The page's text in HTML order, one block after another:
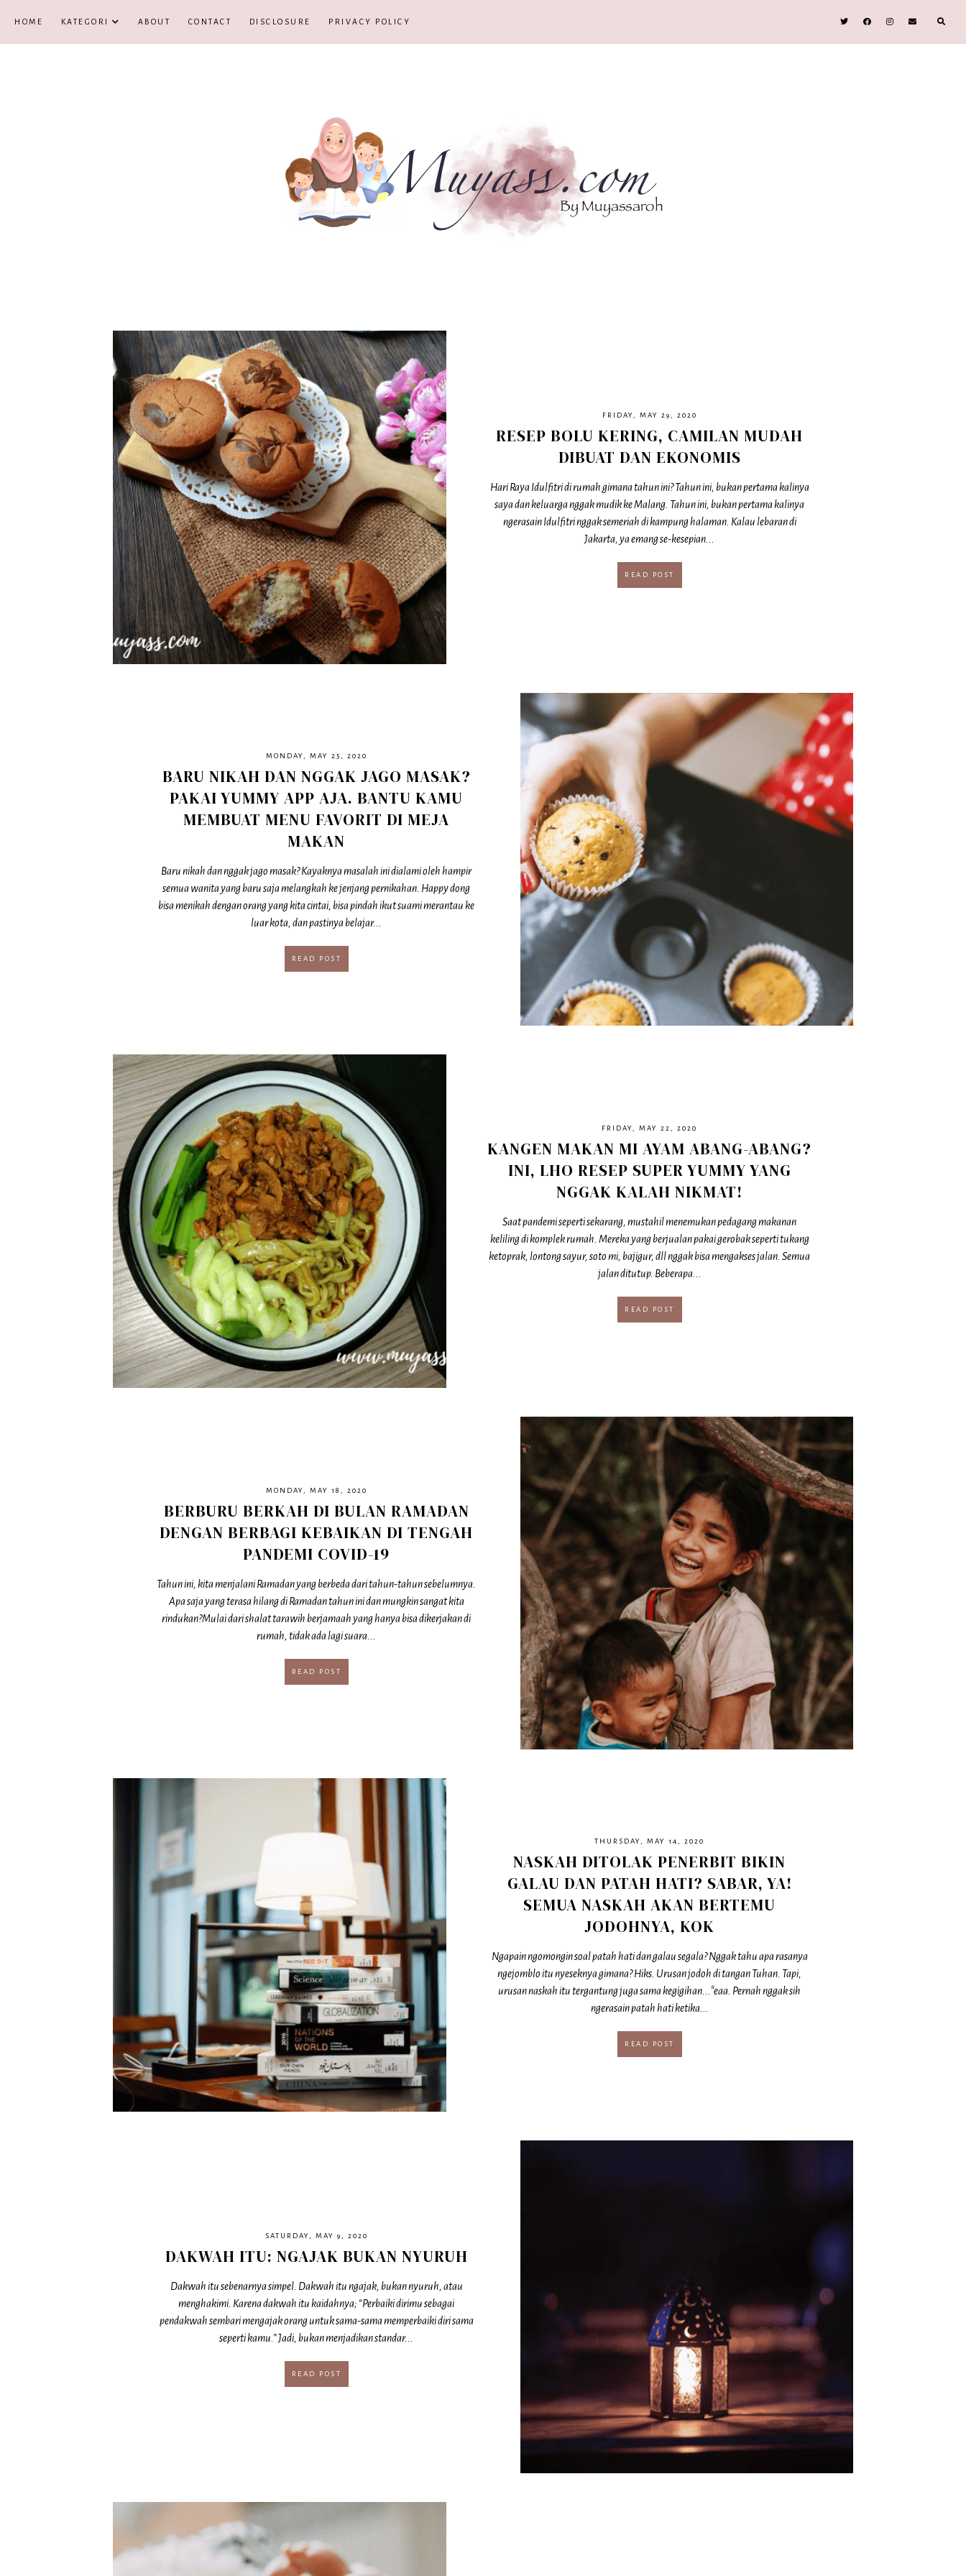
HOME KATEGORI ABOUT CONTACT DISCLOSURE PRIVACY POLICY
FRIDAY, MAY 29, 2020
RESEP BOLU KERING, CAMILAN MUDAH
DIBUAT DAN EKONOMIS
Hari Raya Idulfitri di rumah gimana tahun ini? Tahun ini, bukan pertama kalinya
saya dan keluarga nggak mudik ke Malang. Tahun ini, bukan pertama kalinya
ngerasain Idulfitri nggak semeriah di kampung halaman. Kalau lebaran di
Jakarta, ya emang se-kesepian...
READ POST
MONDAY, MAY 25, 2020
BARU NIKAH DAN NGGAK JAGO MASAK?
PAKAI YUMMY APP AJA. BANTU KAMU
MEMBUAT MENU FAVORIT DI MEJA
MAKAN
Baru nikah dan nggak jago masak? Kayaknya masalah ini dialami oleh hampir
semua wanita yang baru saja melangkah ke jenjang pernikahan. Happy dong
bisa menikah dengan orang yang kita cintai, bisa pindah ikut suami merantau ke
luar kota, dan pastinya belajar...
READ POST
FRIDAY, MAY 22, 2020
KANGEN MAKAN MI AYAM ABANG-ABANG?
INI, LHO RESEP SUPER YUMMY YANG
NGGAK KALAH NIKMAT!
Saat pandemi seperti sekarang, mustahil menemukan pedagang makanan
keliling di komplek rumah. Mereka yang berjualan pakai gerobak seperti tukang
ketoprak, lontong sayur, soto mi, bajigur, dll nggak bisa mengakses jalan. Semua
jalan ditutup. Beberapa...
READ POST
MONDAY, MAY 18, 2020
BERBURU BERKAH DI BULAN RAMADAN
DENGAN BERBAGI KEBAIKAN DI TENGAH
PANDEMI COVID-19
Tahun ini, kita menjalani Ramadan yang berbeda dari tahun-tahun sebelumnya.
Apa saja yang terasa hilang di Ramadan tahun ini dan mungkin sangat kita
rindukan?Mulai dari shalat tarawih berjamaah yang hanya bisa dikerjakan di
rumah, tidak ada lagi suara...
READ POST
THURSDAY, MAY 14, 2020
NASKAH DITOLAK PENERBIT BIKIN
GALAU DAN PATAH HATI? SABAR, YA!
SEMUA NASKAH AKAN BERTEMU
JODOHNYA, KOK
Ngapain ngomongin soal patah hati dan galau segala? Nggak tahu apa rasanya
ngejomblo itu nyeseknya gimana? Hiks. Urusan jodoh di tangan Tuhan. Tapi,
urusan naskah itu tergantung juga sama kegigihan...*eaa. Pernah nggak sih
ngerasain patah hati ketika...
READ POST
SATURDAY, MAY 9, 2020
DAKWAH ITU: NGAJAK BUKAN NYURUH
Dakwah itu sebenarnya simpel. Dakwah itu ngajak, bukan nyuruh, atau
menghakimi. Karena dakwah itu kaidahnya; “Perbaiki dirimu sebagai
pendakwah sembari mengajak orang untuk sama-sama memperbaiki diri sama
seperti kamu.” Jadi, bukan menjadikan standar...
READ POST